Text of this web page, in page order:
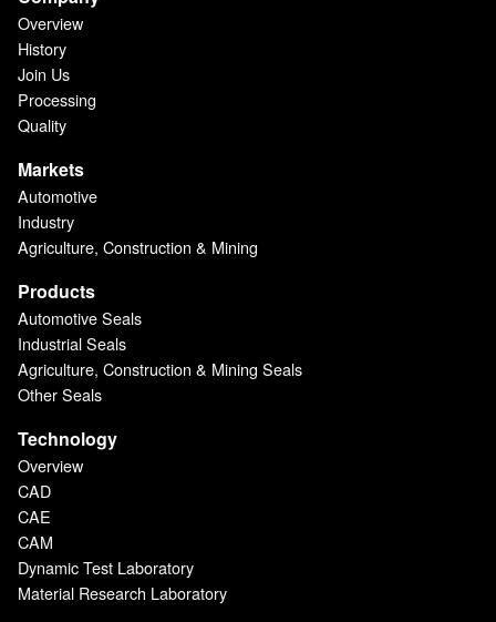
Overview
History
Join Us
Processing
Quality
Markets
Automotive
Industry
Agriculture, Construction & Mining
Products
Automotive Seals
Industrial Seals
Agriculture, Construction & Mining Seals
Other Seals
Technology
Overview
CAD
CAE
CAM
Dynamic Test Laboratory
Material Research Laboratory